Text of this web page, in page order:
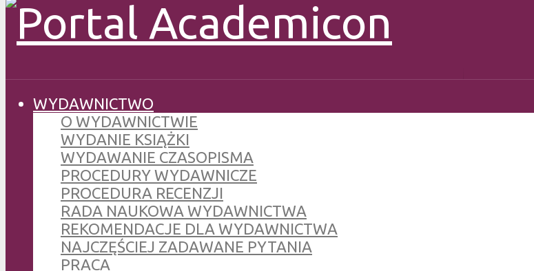
WYDAWNICTWO
O WYDAWNICTWIE
WYDANIE KSIĄŻKI
WYDAWANIE CZASOPISMA
PROCEDURY WYDAWNICZE
PROCEDURA RECENZJI
RADA NAUKOWA WYDAWNICTWA
REKOMENDACJE DLA WYDAWNICTWA
NAJCZĘŚCIEJ ZADAWANE PYTANIA
PRACA